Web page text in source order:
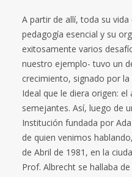
A partir de allí, toda su
pedagogía esencial y su
exitosamente varios
nuestro ejemplo- tuvo un
crecimiento, signado por
Ideal que le diera origen:
semejantes. Así, luego de
Institución fundada por
de quien venimos
de Abril de 1981, en la
Prof. Albrecht se hallaba